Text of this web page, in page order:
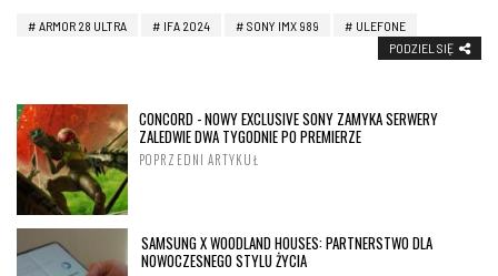
ARMOR 28 ULTRA IFA 2024 SONY IMX 989
ULEFONE
PODZIEL SIĘ
CONCORD - NOWY EXCLUSIVE SONY ZAMYKA SERWERY
ZALEDWIE DWA TYGODNIE PO PREMIERZE
POPRZEDNI ARTYKUŁ
SAMSUNG X WOODLAND HOUSES: PARTNERSTWO DLA
NOWOCZESNEGO STYLU ŻYCIA